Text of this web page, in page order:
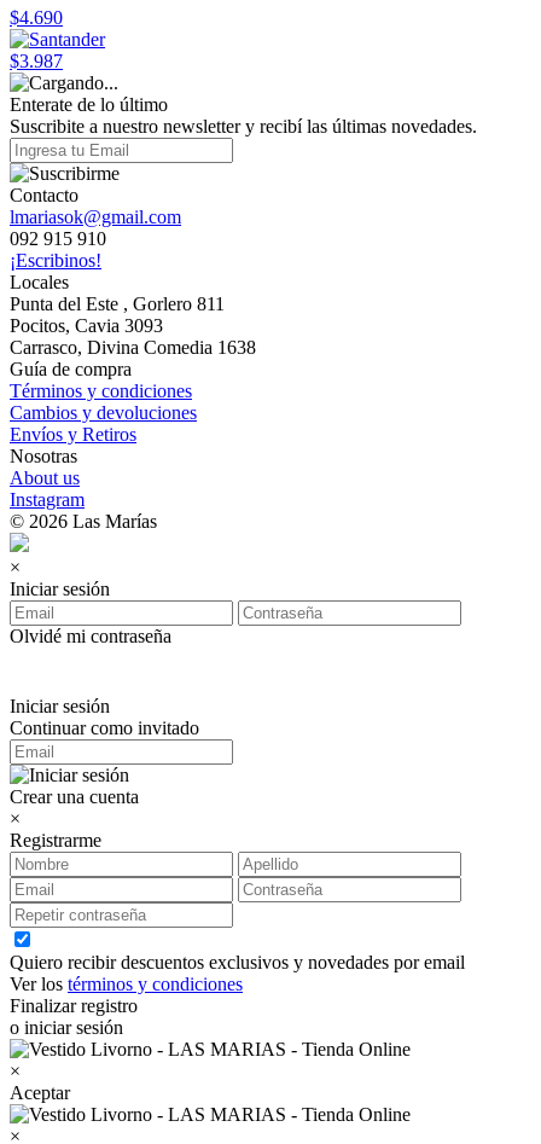
$4.690
$3.987
Enterate de lo último
Suscribite a nuestro newsletter y recibí las últimas novedades.
Contacto
lmariasok@gmail.com
092 915 910
¡Escribinos!
Locales
Punta del Este , Gorlero 811
Pocitos, Cavia 3093
Carrasco, Divina Comedia 1638
Guía de compra
Términos y condiciones
Cambios y devoluciones
Envíos y Retiros
Nosotras
About us
Instagram
© 2026 Las Marías
×
Iniciar sesión
Olvidé mi contraseña
Iniciar sesión
Continuar como invitado
Crear una cuenta
×
Registrarme
Quiero recibir descuentos exclusivos y novedades por email
Ver los términos y condiciones
Finalizar registro
o iniciar sesión
×
Aceptar
×